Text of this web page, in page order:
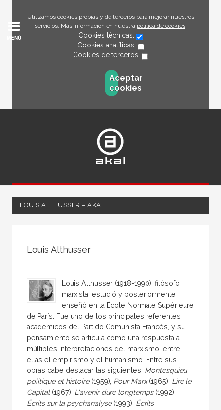
Utilizamos cookies propias y de terceros para mejorar nuestros
servicios. Más información en nuestra política de cookies.
Cookies técnicas:
Cookies analíticas:
Cookies de terceros:
Aceptar
cookies
MENÚ
LOUIS ALTHUSSER – AKAL
Coordinador
Editora
Escritor
Escritora
Prologuista
Louis Althusser
Louis Althusser (1918-1990), filósofo
marxista, estudió y posteriormente
enseñó en la École Normale Supérieure
de París. Fue uno de los principales referentes
académicos del Partido Comunista Francés, y su
pensamiento se articula como una respuesta a
múltiples interpretaciones del marxismo, entre
ellas el empirismo y el humanismo. Entre sus
obras cabe destacar las siguientes: Montesquieu
politique et histoire(1959), Pour Marx(1965), Lire le
Capital(1967), L'avenir dure longtemps(1992),
Écrits sur la psychanalyse(1993), Écrits